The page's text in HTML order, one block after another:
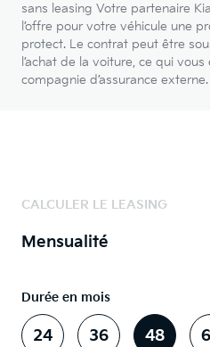
sans leasing Votre partenaire
l’offre pour votre véhicule une
protect. Le contrat peut être
l’achat de la voiture, ce qui
compagnie d’assurance externe.
CALCULER LE LEASING
Mensualité
Durée en mois
24 36 48